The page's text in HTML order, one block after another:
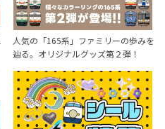
人気の「165系」ファミリーの歩みを
辿る。オリジナルグッズ第２弾！